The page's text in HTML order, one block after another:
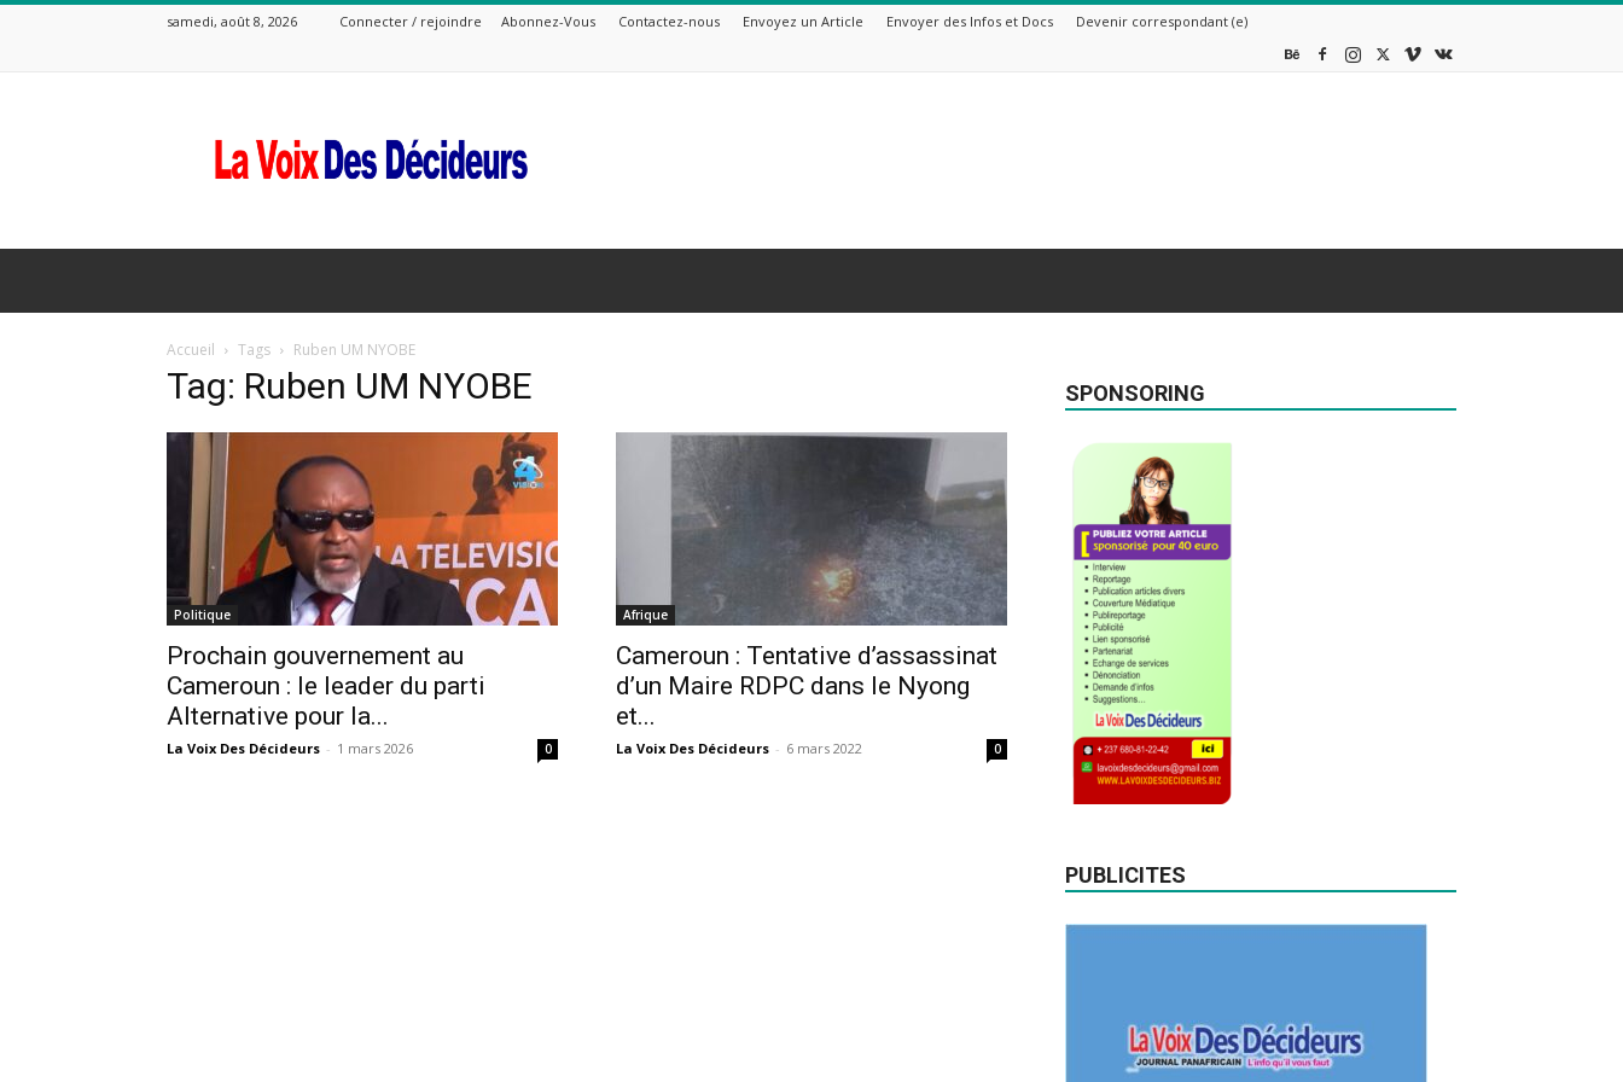
samedi, août 8, 2026 Connecter / rejoindre Abonnez-Vous Contactez-nous Envoyez un Article Envoyer des Infos et Docs Devenir correspondant (e)
Voix
Des
Accueil Tags Ruben UM NYOBE
Tag: Ruben UM NYOBE
Politique
Prochain gouvernement au
Cameroun : le leader du parti
Alternative pour la...
La Voix Des Décideurs - 1 mars 2026 0
Afrique
Cameroun : Tentative d’assassinat
d’un Maire RDPC dans le Nyong
et...
La Voix Des Décideurs - 6 mars 2022 0
SPONSORING
PUBLICITES